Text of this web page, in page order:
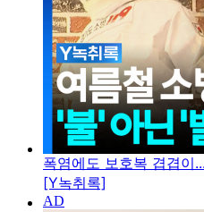
폭염에도 보호복 겹겹이
[Y녹취록]